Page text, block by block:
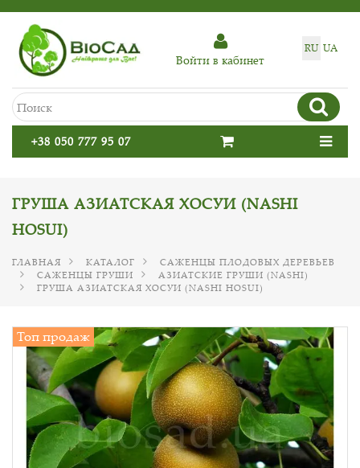
RU UA
Войти в кабинет
+38 050 777 95 07
ГРУША АЗИАТСКАЯ ХОСУИ (NASHI
HOSUI)
ГЛАВНАЯ КАТАЛОГ
САЖЕНЦЫ ПЛОДОВЫХ ДЕРЕВЬЕВ
САЖЕНЦЫ ГРУШИ
АЗИАТСКИЕ ГРУШИ (NASHI)
ГРУША АЗИАТСКАЯ ХОСУИ (NASHI HOSUI)
Топ продаж